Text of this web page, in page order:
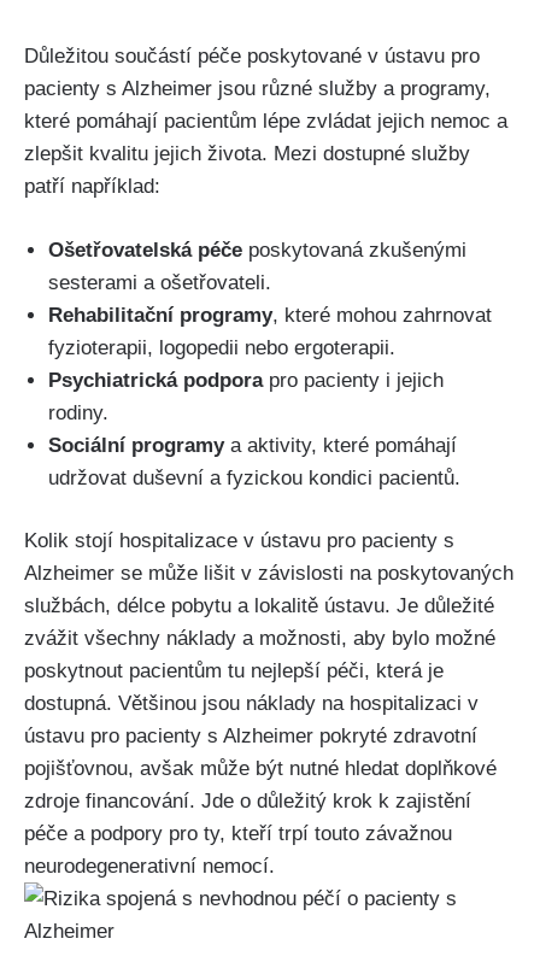
Důležitou součástí péče poskytované v ústavu pro
pacienty s Alzheimer jsou různé služby a programy,
které pomáhají pacientům lépe zvládat jejich nemoc a
zlepšit kvalitu jejich života. Mezi dostupné služby
patří například:
Ošetřovatelská péče poskytovaná zkušenými
sesterami a ošetřovateli.
Rehabilitační programy, které mohou zahrnovat
fyzioterapii, logopedii nebo ergoterapii.
Psychiatrická podporapro pacienty i jejich
rodiny.
Sociální programya aktivity, které pomáhají
udržovat duševní a fyzickou kondici pacientů.
Kolik stojí hospitalizace v ústavu pro pacienty s
Alzheimer se může lišit v závislosti na poskytovaných
službách, délce pobytu a lokalitě ústavu. Je důležité
zvážit všechny náklady a možnosti, aby bylo možné
poskytnout pacientům tu nejlepší péči, která je
dostupná. Většinou jsou náklady na hospitalizaci v
ústavu pro pacienty s Alzheimer pokryté zdravotní
pojišťovnou, avšak může být nutné hledat doplňkové
zdroje financování. Jde o důležitý krok k zajistění
péče a podpory pro ty, kteří trpí touto závažnou
neurodegenerativní nemocí.